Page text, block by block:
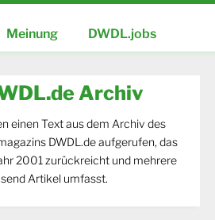
Meinung DWDL.jobs
Archiv
einen Text aus dem Archiv des
DWDL.de aufgerufen, das
2001 zurückreicht und mehrere
Artikel umfasst.